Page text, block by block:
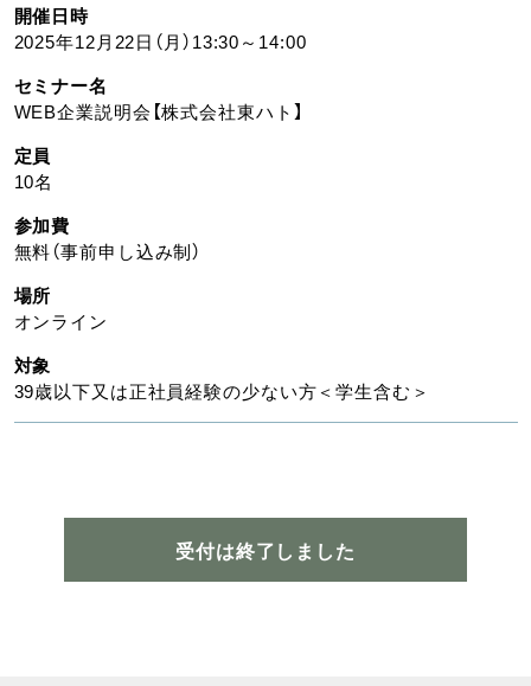
開催日時
2025年12月22日（月）13:30～14:00
セミナー名
WEB企業説明会【株式会社東ハト】
定員
10名
参加費
無料（事前申し込み制）
場所
オンライン
対象
39歳以下又は正社員経験の少ない方＜学生含む＞
受付は終了しました